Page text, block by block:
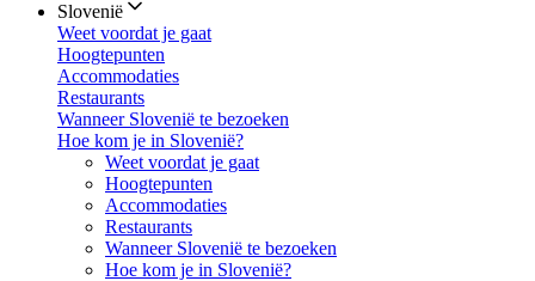
Slovenië
Weet voordat je gaat
Hoogtepunten
Accommodaties
Restaurants
Wanneer Slovenië te bezoeken
Hoe kom je in Slovenië?
Weet voordat je gaat
Hoogtepunten
Accommodaties
Restaurants
Wanneer Slovenië te bezoeken
Hoe kom je in Slovenië?